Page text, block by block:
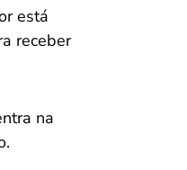
está
receber
na